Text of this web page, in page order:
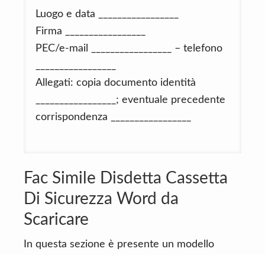
Luogo e data _________________
Firma _________________
PEC/e-mail _________________ – telefono
Allegati: copia documento identità
_________________; eventuale precedente
corrispondenza _________________
Fac Simile Disdetta Cassetta
Di Sicurezza Word da
Scaricare
In questa sezione è presente un modello